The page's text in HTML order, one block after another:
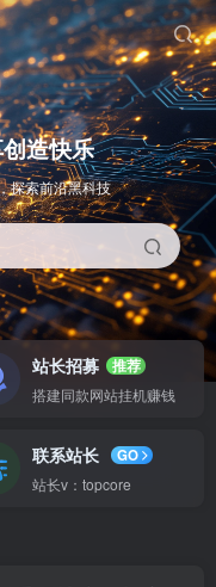
SOFT教程
造快乐
探索前沿黑科技
站长招募
推荐
搭建同款网站挂机赚钱
联系站长
GO
站长v：topcore